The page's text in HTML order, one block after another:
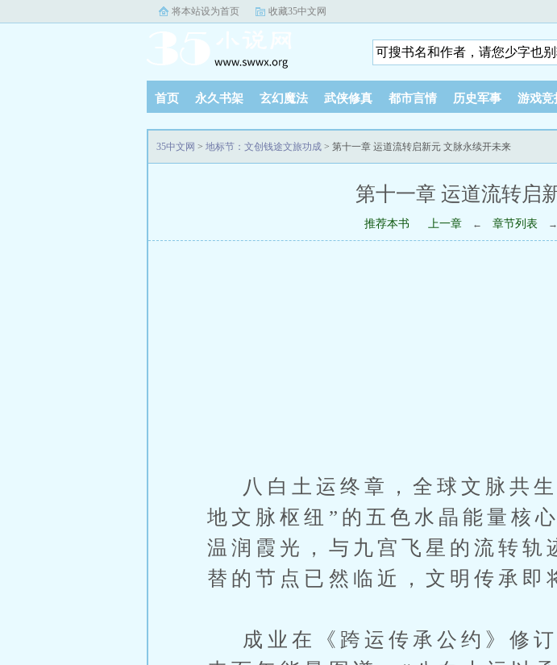
将本站设为首页 收藏35中文网
首页 永久书架 玄幻魔法 武侠修真 都市言情 历史军事 游戏竞
35中文网 > 地标节：文创钱途文旅功成 > 第十一章 运道流转启新元 文脉永续开未来
第十一章 运道流转启
推荐本书 上一章 ← 章节列表 →
八白土运终章，全球文脉共生
地文脉枢纽”的五色水晶能量核
温润霞光，与九宫飞星的流转
替的节点已然临近，文明传承即
成业在《跨运传承公约》修订